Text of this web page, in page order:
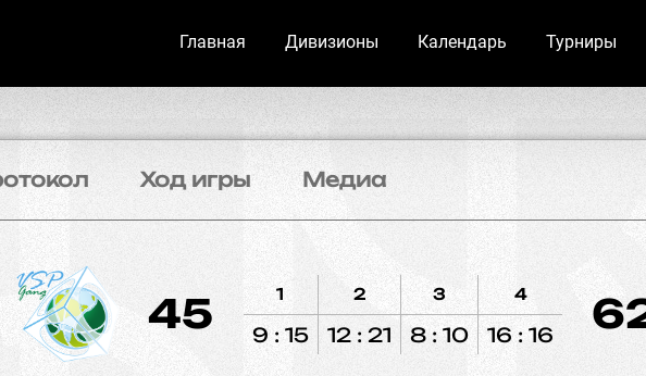
Главная Дивизионы Календарь Турниры
Ход игры Медиа
45 1
9 : 15
2
12 : 21
3
8 : 10
4
16 : 16